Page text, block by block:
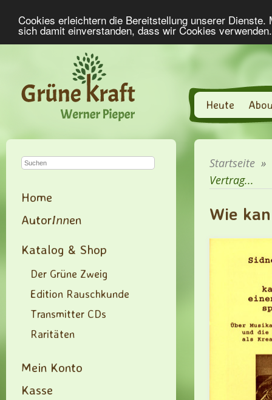
Cookies erleichtern die Bereitstellung unserer
sich damit einverstanden, dass wir Cookies
Heute
Home
AutorInnen
Katalog & Shop
Der Grüne Zweig
Edition Rauschkunde
Transmitter CDs
Raritäten
Mein Konto
Kasse
Startseite »
Vertrag...
Wie